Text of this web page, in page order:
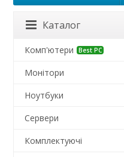
Каталог
Комп'ютери Best PC
Монітори
Ноутбуки
Сервери
Комплектуючі